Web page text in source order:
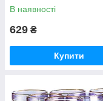
В наявності
629 ₴
Купити